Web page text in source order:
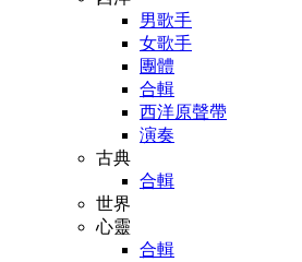
男歌手
女歌手
團體
合輯
西洋原聲帶
演奏
古典
合輯
世界
心靈
合輯